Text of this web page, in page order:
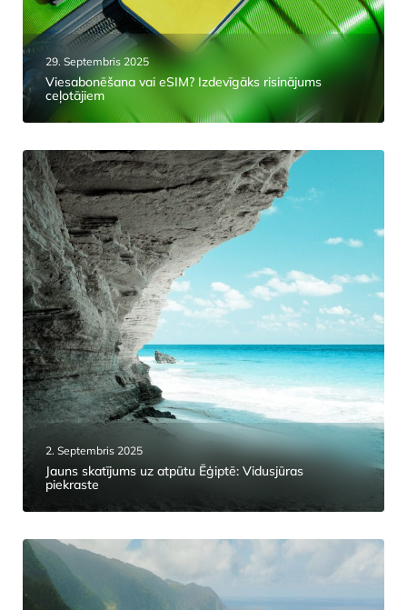
29. Septembris 2025
Viesabonēšana vai eSIM? Izdevīgāks risinājums
ceļotājiem
2. Septembris 2025
Jauns skatījums uz atpūtu Ēģiptē: Vidusjūras
piekraste